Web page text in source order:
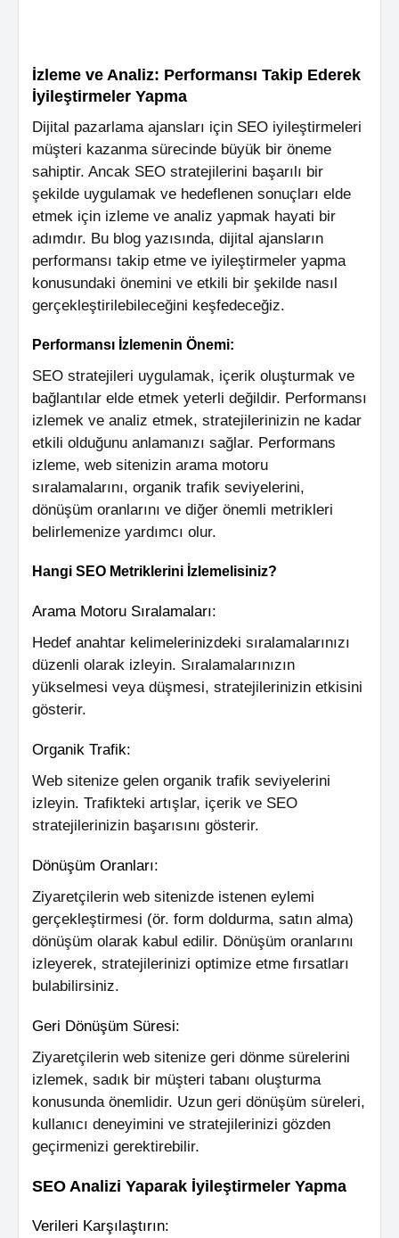
İzleme ve Analiz: Performansı Takip Ederek
İyileştirmeler Yapma
Dijital pazarlama ajansları için SEO iyileştirmeleri
müşteri kazanma sürecinde büyük bir öneme
sahiptir. Ancak SEO stratejilerini başarılı bir
şekilde uygulamak ve hedeflenen sonuçları elde
etmek için izleme ve analiz yapmak hayati bir
adımdır. Bu blog yazısında, dijital ajansların
performansı takip etme ve iyileştirmeler yapma
konusundaki önemini ve etkili bir şekilde nasıl
gerçekleştirilebileceğini keşfedeceğiz.
Performansı İzlemenin Önemi:
SEO stratejileri uygulamak, içerik oluşturmak ve
bağlantılar elde etmek yeterli değildir. Performansı
izlemek ve analiz etmek, stratejilerinizin ne kadar
etkili olduğunu anlamanızı sağlar. Performans
izleme, web sitenizin arama motoru
sıralamalarını, organik trafik seviyelerini,
dönüşüm oranlarını ve diğer önemli metrikleri
belirlemenize yardımcı olur.
Hangi SEO Metriklerini İzlemelisiniz?
Arama Motoru Sıralamaları:
Hedef anahtar kelimelerinizdeki sıralamalarınızı
düzenli olarak izleyin. Sıralamalarınızın
yükselmesi veya düşmesi, stratejilerinizin etkisini
gösterir.
Organik Trafik:
Web sitenize gelen organik trafik seviyelerini
izleyin. Trafikteki artışlar, içerik ve SEO
stratejilerinizin başarısını gösterir.
Dönüşüm Oranları:
Ziyaretçilerin web sitenizde istenen eylemi
gerçekleştirmesi (ör. form doldurma, satın alma)
dönüşüm olarak kabul edilir. Dönüşüm oranlarını
izleyerek, stratejilerinizi optimize etme fırsatları
bulabilirsiniz.
Geri Dönüşüm Süresi:
Ziyaretçilerin web sitenize geri dönme sürelerini
izlemek, sadık bir müşteri tabanı oluşturma
konusunda önemlidir. Uzun geri dönüşüm süreleri,
kullanıcı deneyimini ve stratejilerinizi gözden
geçirmenizi gerektirebilir.
SEO Analizi Yaparak İyileştirmeler Yapma
Verileri Karşılaştırın: